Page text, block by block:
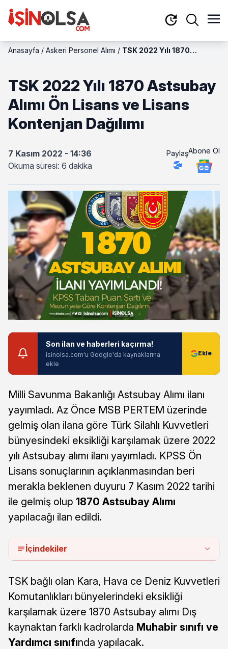
Anasayfa / Askeri Personel Alımı / TSK 2022 Yılı 1870
Dağılımı
TSK 2022 Yılı 1870 Astsubay
Alımı Ön Lisans ve Lisans
Kontenjan Dağılımı
7 Kasım 2022 - 14:36
Okuma süresi: 6 dakika
PaylaşAbone Ol
Son ilan ve haberleri kaçırma!
isinolsa.com'u Google'da kaynaklarına
ekle
Milli Savunma Bakanlığı Astsubay Alımı ilanı
yayımladı. Az Önce MSB PERTEM üzerinde
gelmiş olan ilana göre Türk Silahlı Kuvvetleri
bünyesindeki eksikliği karşılamak üzere 2022
yılı Astsubay alımı ilanı yayımladı. KPSS Ön
Lisans sonuçlarının açıklanmasından beri
merakla beklenen duyuru 7 Kasım 2022 tarihi
ile gelmiş olup 1870 Astsubay Alımı
yapılacağı ilan edildi.
İçindekiler
TSK bağlı olan Kara, Hava ce Deniz Kuvvetleri
Komutanlıkları bünyelerindeki eksikliği
karşılamak üzere 1870 Astsubay alımı Dış
kaynaktan farklı kadrolarda Muhabir sınıfı ve
Yardımcı sınıfında yapılacak.